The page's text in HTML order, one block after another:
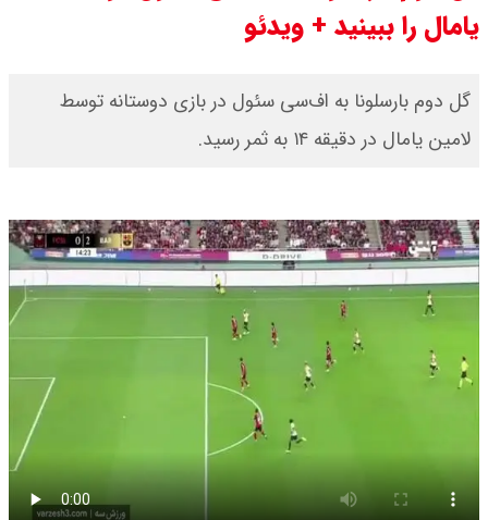
قیمت محصولات ایران خودرو امروز
شنبه ۱۷ مرداد ۱۴۰۵ / قیمت دنا چند ؟
+ جدول
آغاز شد / خرید کوییک با پیش
پرداخت ۵۰۰ میلیون تومان + لینک
شاخص بورس امروز شنبه ۱۷ مرداد
۱۴۰۵ / شاخص افزایشی شد + تحلیل
یامال را ببینید + ویدئو
گل دوم بارسلونا به اف‌سی سئول در بازی دوستانه توسط
لامین یامال در دقیقه ۱۴ به ثمر رسید.